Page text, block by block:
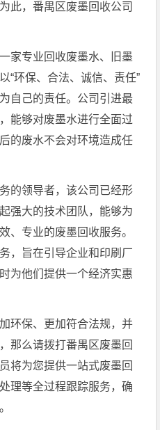
此，番禺区废墨回收公司
家专业回收废墨水、旧墨
“环保、合法、诚信、责任”
自己的责任。公司引进最
能够对废墨水进行全面过
的废水不会对环境造成任
的领导者，该公司已经形
强大的技术团队，能够为
、专业的废墨回收服务。
，旨在引导企业和印刷厂
为他们提供一个经济实惠
环保、更加符合法规，并
那么请拨打番禺区废墨回
将为您提供一站式废墨回
理等全过程跟踪服务，确